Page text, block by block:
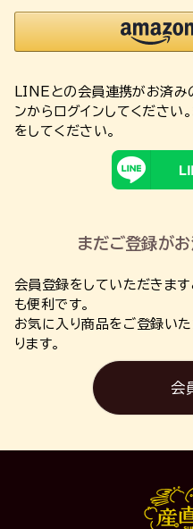
LINEとの会員連携がお済み
ンからログインしてください
をしてください。
まだご登録が
会員登録をしていただきま
も便利です。
お気に入り商品をご登録い
ります。
会